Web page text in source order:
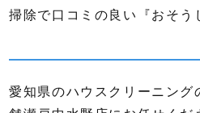
掃除で口コミの良い『おそう
愛知県のハウスクリーニング